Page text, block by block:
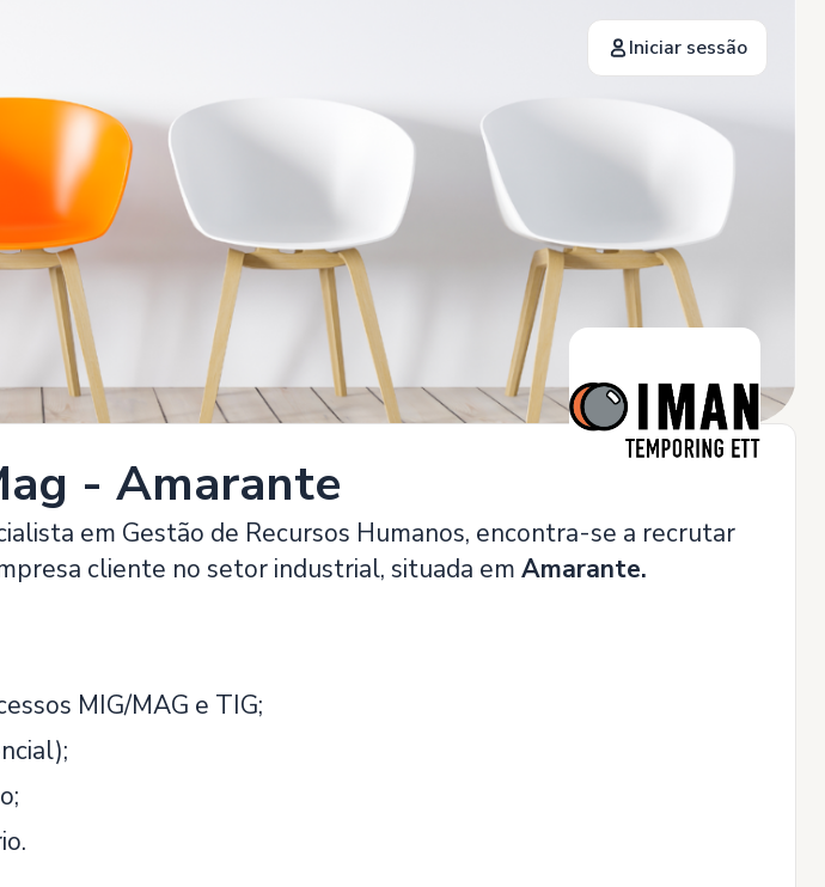
Iniciar sessão
- Amarante
em Gestão de Recursos Humanos, encontra-se a recrutar
cliente no setor industrial, situada em Amarante.
MIG/MAG e TIG;